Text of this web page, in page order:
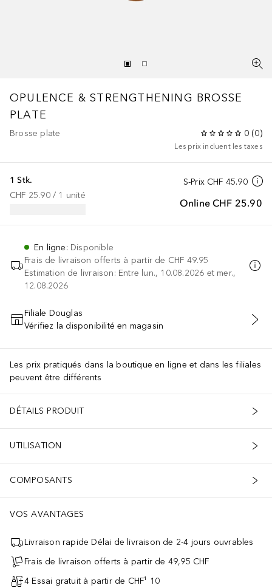
OPULENCE & STRENGTHENING BROSSE
PLATE
Brosse plate 0 (0)
Les prix incluent les taxes
S-Prix CHF 45.90
Online CHF 25.90
1 Stk.
CHF 25.90 / 1 unité
En ligne: Disponible
Frais de livraison offerts à partir de CHF 49.95
Estimation de livraison: Entre lun., 10.08.2026 et mer.,
12.08.2026
AJOUTER AU PANIER
Filiale Douglas
Vérifiez la disponibilité en magasin
Les prix pratiqués dans la boutique en ligne et dans les filiales
peuvent être différents
DÉTAILS PRODUIT
UTILISATION
COMPOSANTS
VOS AVANTAGES
Livraison rapide Délai de livraison de 2-4 jours ouvrables
Frais de livraison offerts à partir de 49,95 CHF
4 Essai gratuit à partir de CHF¹ 10